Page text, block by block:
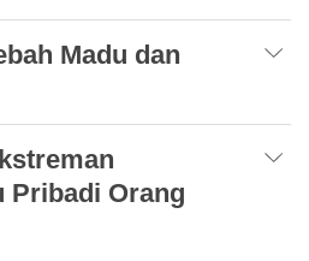
Madu dan
Pribadi Orang